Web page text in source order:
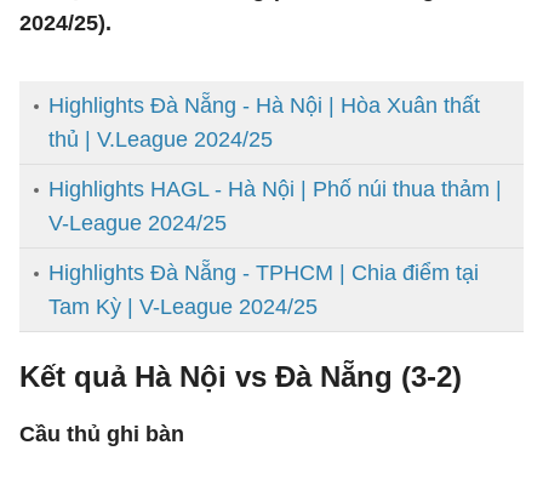
2024/25).
Highlights Đà Nẵng - Hà Nội | Hòa Xuân thất
thủ | V.League 2024/25
Highlights HAGL - Hà Nội | Phố núi thua thảm |
V-League 2024/25
Highlights Đà Nẵng - TPHCM | Chia điểm tại
Tam Kỳ | V-League 2024/25
Kết quả Hà Nội vs Đà Nẵng (3-2)
Cầu thủ ghi bàn